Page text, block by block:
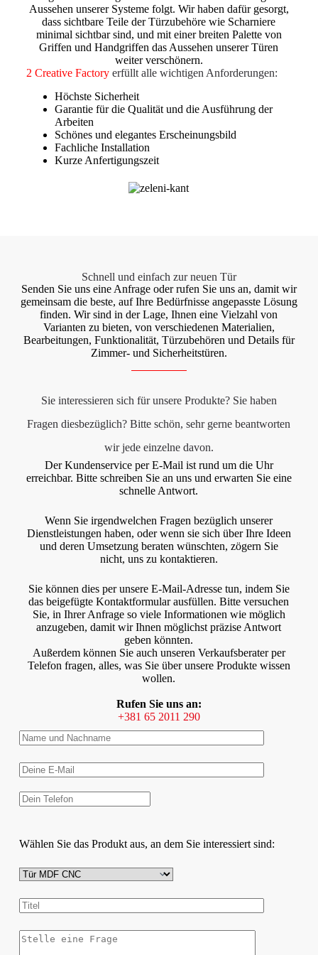
Aussehen unserer Systeme folgt. Wir haben dafür gesorgt,
dass sichtbare Teile der Türzubehöre wie Scharniere
minimal sichtbar sind, und mit einer breiten Palette von
Griffen und Handgriffen das Aussehen unserer Türen
weiter verschönern.
2 Creative Factory erfüllt alle wichtigen Anforderungen:
Höchste Sicherheit
Garantie für die Qualität und die Ausführung der
Arbeiten
Schönes und elegantes Erscheinungsbild
Fachliche Installation
Kurze Anfertigungszeit
Schnell und einfach zur neuen Tür
Senden Sie uns eine Anfrage oder rufen Sie uns an, damit wir
gemeinsam die beste, auf Ihre Bedürfnisse angepasste Lösung
finden. Wir sind in der Lage, Ihnen eine Vielzahl von
Varianten zu bieten, von verschiedenen Materialien,
Bearbeitungen, Funktionalität, Türzubehören und Details für
Zimmer- und Sicherheitstüren.
Sie interessieren sich für unsere Produkte? Sie haben
Fragen diesbezüglich? Bitte schön, sehr gerne beantworten
wir jede einzelne davon.
Der Kundenservice per E-Mail ist rund um die Uhr
erreichbar. Bitte schreiben Sie an uns und erwarten Sie eine
schnelle Antwort.
Wenn Sie irgendwelchen Fragen bezüglich unserer
Dienstleistungen haben, oder wenn sie sich über Ihre Ideen
und deren Umsetzung beraten wünschten, zögern Sie
nicht, uns zu kontaktieren.
Sie können dies per unsere E-Mail-Adresse tun, indem Sie
das beigefügte Kontaktformular ausfüllen. Bitte versuchen
Sie, in Ihrer Anfrage so viele Informationen wie möglich
anzugeben, damit wir Ihnen möglichst präzise Antwort
geben könnten.
Außerdem können Sie auch unseren Verkaufsberater per
Telefon fragen, alles, was Sie über unsere Produkte wissen
wollen.
Rufen Sie uns an:
+381 65 2011 290
Wählen Sie das Produkt aus, an dem Sie interessiert sind: